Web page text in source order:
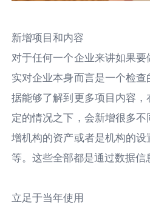
新增项目和内容
对于任何一个企业来讲如果
实对企业本身而言是一个检
据能够了解到更多项目内容
定的情况之下，会新增很多
增机构的资产或者是机构的
等。这些全部都是通过数据信
立足于当年使用